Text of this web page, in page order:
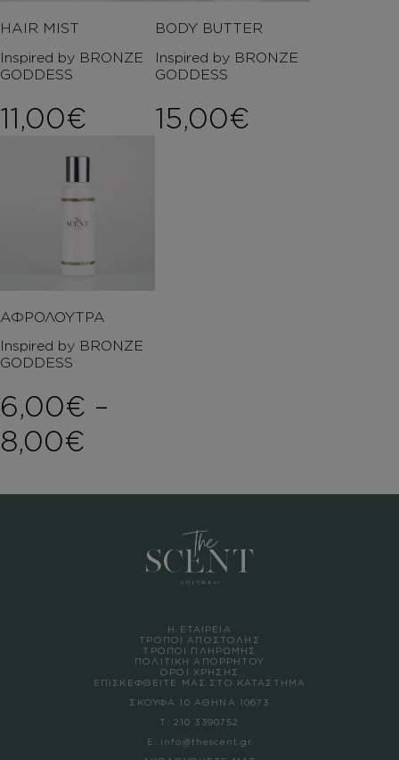
HAIR MIST
Inspired by BRONZE
GODDESS
11,00€
BODY BUTTER
Inspired by BRONZE
GODDESS
15,00€
ΑΦΡΟΛΟΥΤΡΑ
Inspired by BRONZE
GODDESS
6,00€ –
8,00€
Η ΕΤΑΙΡΕΙΑ
ΤΡΟΠΟΙ ΑΠΟΣΤΟΛΗΣ
ΤΡΟΠΟΙ ΠΛΗΡΩΜΗΣ
ΠΟΛΙΤΙΚΗ ΑΠΟΡΡΗΤΟΥ
ΟΡΟΙ ΧΡΗΣΗΣ
ΕΠΙΣΚΕΦΘΕΙΤΕ ΜΑΣ ΣΤΟ ΚΑΤΑΣΤΗΜΑ
ΣΚΟΥΦΑ 10 ΑΘΗΝΑ 10673
Τ: 210 3390752
Ε: info@thescent.gr